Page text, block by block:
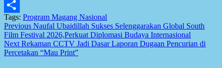
Email
Share
Tags: Program Magang Nasional
Post
navigation
Previous Naufal Ubaidillah Sukses Selenggarakan Global South
Film Festival 2026,Perkuat Diplomasi Budaya Internasional
Next Rekaman CCTV Jadi Dasar Laporan Dugaan Pencurian di
Percetakan “Mau Print”